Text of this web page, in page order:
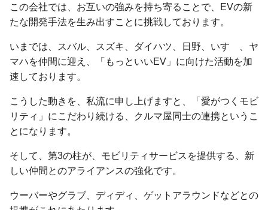
この会社では、お互いの強みを持ち寄ることで、EVの新
たな開発手法を生み出すことに挑戦しております。
いまでは、スバル、スズキ、ダイハツ、日野、いすゞ、ヤ
マハを仲間に迎え、「もっといいEV」に向けた活動を加
速しております。
こうした動きを、私流に申し上げますと、「愛がつくモビ
リティ」にこだわり続ける、クルマ屋同士の連携というこ
とになります。
そして、第3の柱が、モビリティサービスを提供する、新
しい仲間とのアライアンスの強化です。
ウーバーやグラブ、ディディ、ゲットアラウンドなどとの